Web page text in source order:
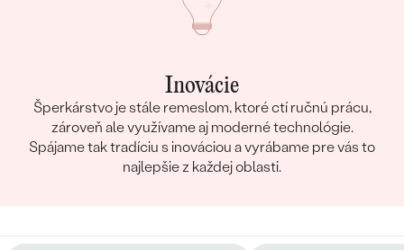
Inovácie
Šperkárstvo je stále remeslom, ktoré ctí ručnú prácu,
zároveň ale využívame aj moderné technológie.
Spájame tak tradíciu s inováciou a vyrábame pre vás to
najlepšie z každej oblasti.